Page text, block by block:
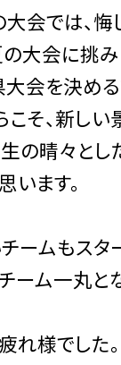
大会では、
の大会に挑
大会を決
こそ、新し
生の晴々と
います。
ームもスタ
ーム一丸と
れ様でした。